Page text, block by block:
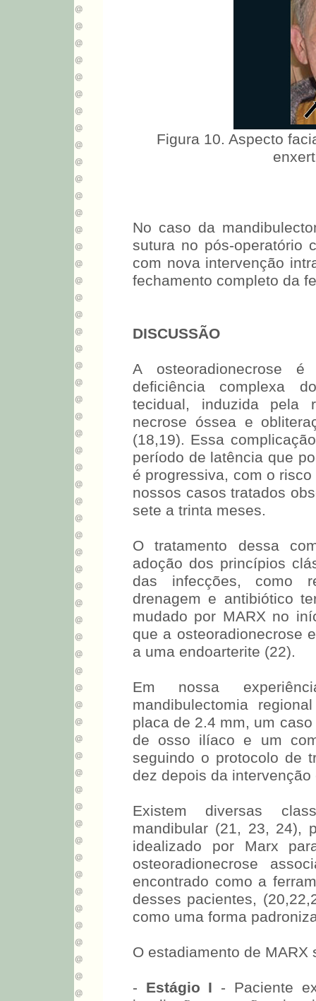
Figura 10. Aspecto
No caso da
sutura no pós-operatório
com nova intervenção
fechamento completo da
DISCUSSÃO
A osteoradionecrose
deficiência complexa
tecidual, induzida pela
necrose óssea e
(18,19). Essa
período de latência que
é progressiva, com o
nossos casos tratados
sete a trinta meses.
O tratamento dessa
adoção dos princípios
das infecções, como
drenagem e antibiótico
mudado por MARX no
que a osteoradionecrose
a uma endoarterite (22).
Em nossa
mandibulectomia
placa de 2.4 mm, um
de osso ilíaco e um
seguindo o protocolo de
dez depois da intervenção
Existem diversas
mandibular (21, 23, 24),
idealizado por Marx
osteoradionecrose
encontrado como a
desses pacientes,
como uma forma
O estadiamento de
- Estágio I - Paciente